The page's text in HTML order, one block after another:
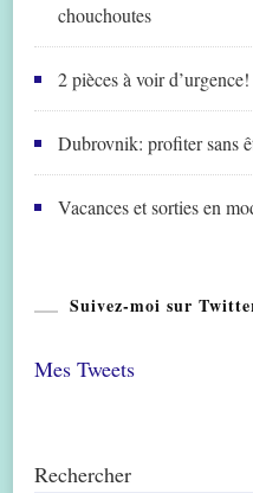
chouchoutes
2 pièces à voir d’urgence!
Dubrovnik: profiter sans
Vacances et sorties en
Suivez-moi sur
Mes Tweets
Rechercher